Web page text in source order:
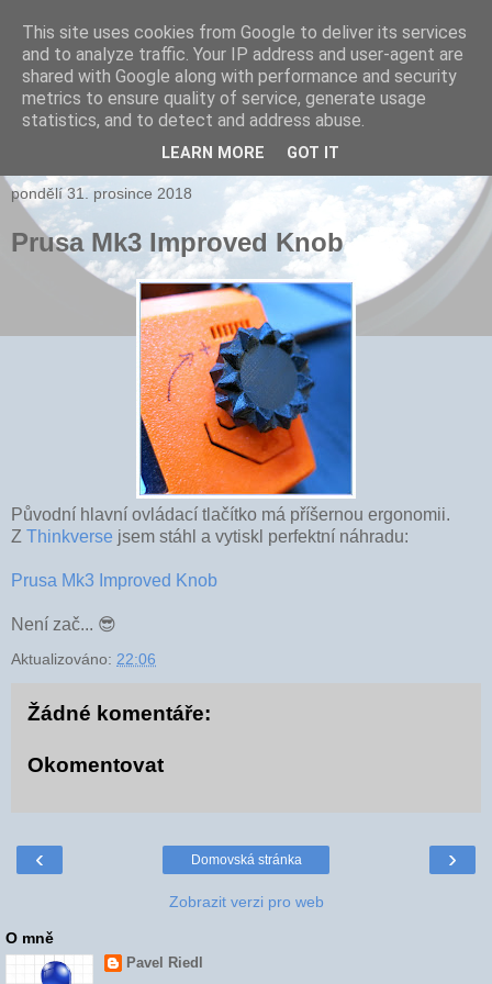
xPARI.cz
Autor přehršle vynálezů, které nefungovaly a několika, které
pondělí 31. prosince 2018
Prusa Mk3 Improved Knob
Původní hlavní ovládací tlačítko má příšernou ergonomii.
Z Thinkverse jsem stáhl a vytiskl perfektní náhradu:
Prusa Mk3 Improved Knob
Není zač... 😎
Aktualizováno: 22:06
Žádné komentáře:
Okomentovat
‹ ›
Domovská stránka
Zobrazit verzi pro web
O mně
Pavel Riedl
This site uses cookies from Google to deliver its services
and to analyze traffic. Your IP address and user-agent are
shared with Google along with performance and security
metrics to ensure quality of service, generate usage
statistics, and to detect and address abuse.
LEARN MORE GOT IT